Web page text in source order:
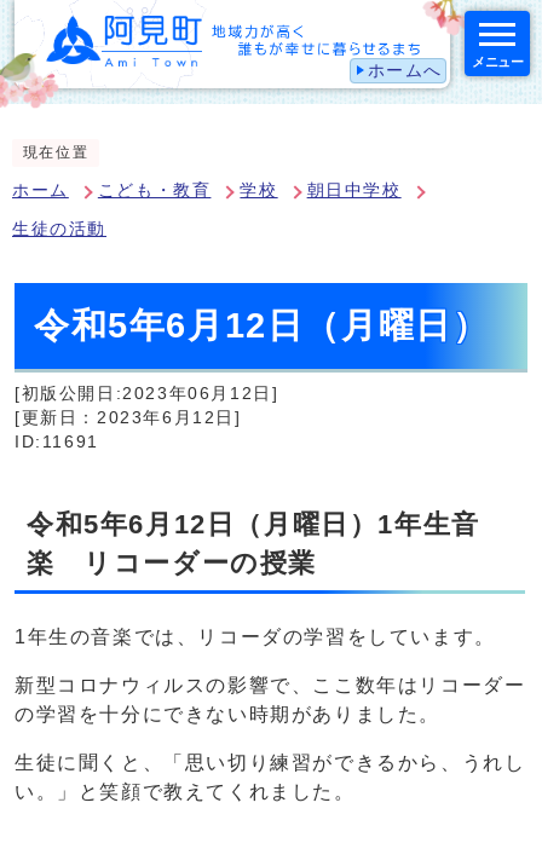
ホームへ メニュー
現在位置
ホーム こども・教育 学校 朝日中学校
生徒の活動
令和5年6月12日（月曜日）
[初版公開日:2023年06月12日]
[更新日：2023年6月12日]
ID:11691
令和5年6月12日（月曜日）1年生音
楽 リコーダーの授業
1年生の音楽では、リコーダの学習をしています。
新型コロナウィルスの影響で、ここ数年はリコーダー
の学習を十分にできない時期がありました。
生徒に聞くと、「思い切り練習ができるから、うれし
い。」と笑顔で教えてくれました。